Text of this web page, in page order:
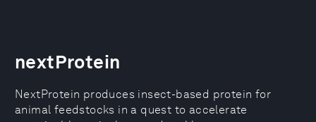
nextProtein
NextProtein produces insect-based protein for
animal feedstocks in a quest to accelerate